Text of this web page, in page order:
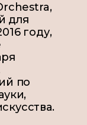
для
году,
по